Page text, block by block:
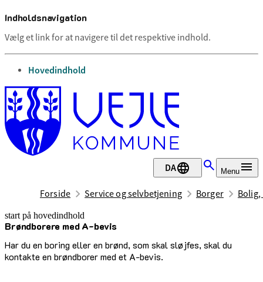
Indholdsnavigation
Vælg et link for at navigere til det respektive indhold.
gå til
Hovedindhold
DA Menu
Forside Service og selvbetjening Borger
start på hovedindhold
Brøndborere med A-bevis
Har du en boring eller en brønd, som skal sløjfes, skal du
kontakte en brøndborer med et A-bevis.
senest opdateret 23. marts 2026